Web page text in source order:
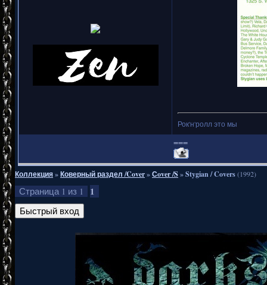
Рок'н'ролл это мы
===
Коллекция»Коверный раздел /Cover»Сover /S »Stygian / Covers(1992)
Страница 1 из 1 1